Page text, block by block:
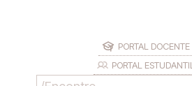
PORTAL DOCENTE
PORTAL ESTUDANTIL